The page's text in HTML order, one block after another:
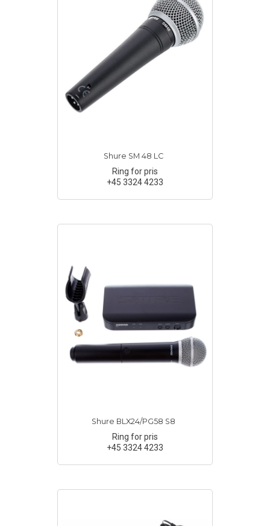
Shure SM 48 LC
Ring for pris
+45 3324 4233
Shure BLX24/PG58 S8
Ring for pris
+45 3324 4233